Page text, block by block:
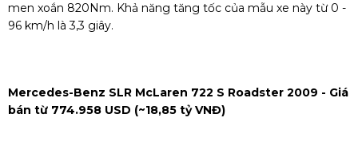
men xoắn 820Nm. Khả năng tăng tốc của mẫu xe này từ 0 -
96 km/h là 3,3 giây.
Mercedes-Benz SLR McLaren 722 S Roadster 2009 - Giá
bán từ 774.958 USD (~18,85 tỷ VNĐ)